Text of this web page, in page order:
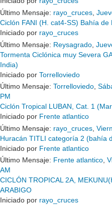
Último Mensaje: rayo_cruces
Ciclón FANI (H. cat4-SS) Bahía de
Iniciado por rayo_cruces
Último Mensaje: Reysagrado
Tormenta Ciclónica muy Severa
India)
Iniciado por Torrelloviedo
Último Mensaje: Torrelloviedo,
PM
Ciclón Tropical LUBAN, Cat. 1
Iniciado por Frente atlantico
Último Mensaje: rayo_cruces
Huracán TITLI categoría 2 (bahía
Iniciado por Frente atlantico
Último Mensaje: Frente atlantico,
AM
CICLÓN TROPICAL 2A,
ARABIGO
Iniciado por rayo_cruces